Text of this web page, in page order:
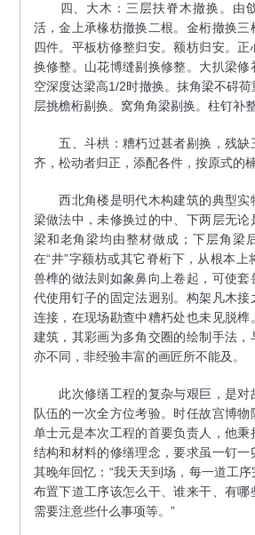
四、大木：三层扶脊木撤换。由
活，金上承椽枋撤换二根。金桁撤换三
四件。平板枋修整归安。额枋归安。正
换修整。山花博缝剔换修整。大扒梁修
空深度达梁高1/2时撤换。抹角梁不碍
层挑檐桁剔换。窝角角梁剔换。柱钉补整
五、斗栱：糟朽过甚者剔换，残缺
齐，松动者归正，添配各件，按原式的楠
西北角楼是明代木构建筑的典型实
梁做法中，未修换过的中、下两层无论
梁和老角梁均由整材做成；下层角梁
在“井”字额枋或其它脊桁下，从根本上
兽榫的做法则如象鼻向上卷起，可使套
代使用钉子的固定法迥别。构架凡木接
连接，在现场勘查中糟朽处也未见脱榫
建筑，其彩画为多角交圈的绘制手法，
亦不同，非经验丰富的画匠所不能及。
此次修缮工程的复杂与艰巨，是对
队伍的一次全方位考验。时任故宫博物
单士元是本次工程的首要负责人，他秉
结构和材料的修缮理念，要求虽一钉一
其晚年回忆：“我天天到场，每一道工
布置下道工序该怎么干、谁来干、有哪
需要注意些什么事项等。”